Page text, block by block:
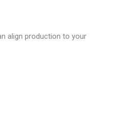
align production to your